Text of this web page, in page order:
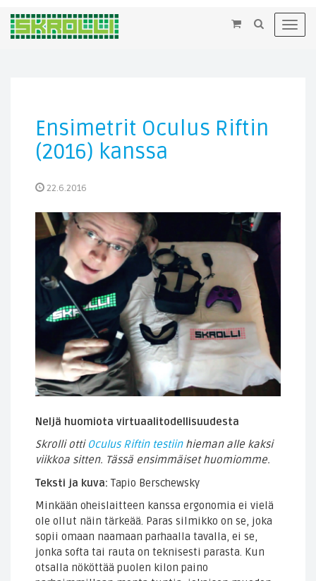
×
Ensimetrit Oculus Riftin
(2016) kanssa
22.6.2016
Neljä huomiota virtuaalitodellisuudesta
Skrolli otti Oculus Riftin testiinhieman alle kaksi
viikkoa sitten. Tässä ensimmäiset huomiomme.
Teksti ja kuva: Tapio Berschewsky
Minkään oheislaitteen kanssa ergonomia ei vielä
ole ollut näin tärkeää. Paras silmikko on se, joka
sopii omaan naamaan parhaalla tavalla, ei se,
jonka softa tai rauta on teknisesti parasta. Kun
otsalla nököttää puolen kilon paino